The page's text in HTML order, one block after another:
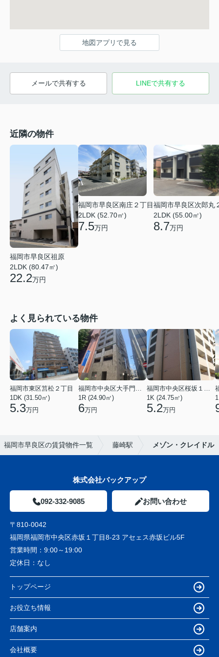
地図アプリで見る
メールで共有する LINEで共有する
近隣の物件
福岡市早良区祖原
2LDK (80.47㎡)
22.2万円
福岡市早良区南庄２丁目
2LDK (52.70㎡)
7.5万円
福岡市早良区次郎丸
2LDK (55.00㎡)
8.7万円
よく見られている物件
福岡市東区筥松２丁目
1DK (31.50㎡)
5.3万円
1R (24.90㎡)
6万円
1K (24.75㎡)
5.2万円
福岡市早良区の賃貸物件一覧 藤崎駅 メゾン・クレイドル
株式会社バックアップ
092-332-9085 お問い合わせ
〒810-0042
福岡県福岡市中央区赤坂１丁目8-23 アセェス赤坂ビル5F
営業時間： 9:00～19:00
定休日： なし
トップページ
お役立ち情報
店舗案内
会社概要